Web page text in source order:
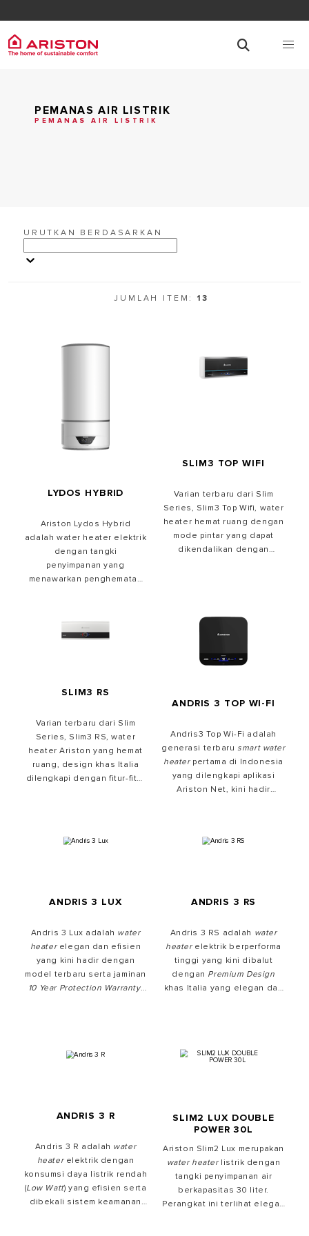
PEMANAS AIR LISTRIK
PEMANAS AIR LISTRIK
URUTKAN BERDASARKAN
JUMLAH ITEM: 13
LYDOS HYBRID
Ariston Lydos Hybrid
adalah water heater elektrik
dengan tangki
penyimpanan yang
menawarkan penghematan
perangkat water heater yang
paling efisien di Kelas B.
menggabungkan listrik
SLIM3 TOP WIFI
Varian terbaru dari Slim
Series, Slim3 Top Wifi, water
heater hemat ruang dengan
mode pintar yang dapat
dikendalikan dengan
hangat yang lebih
berkualitas.
SLIM3 RS
Varian terbaru dari Slim
Series, Slim3 RS, water
heater Ariston yang hemat
ruang, design khas Italia
dilengkapi dengan fitur-fitur
ANDRIS 3 TOP WI-FI
Andris3 Top Wi-Fi adalah
generasi terbarusmart water
heaterpertama di Indonesia
yang dilengkapi aplikasi
Ariston Net, kini hadir
Warranty.
ANDRIS 3 LUX
Andris 3 Lux adalah water
heaterelegan dan efisien
yang kini hadir dengan
model terbaru serta jaminan
10 Year Protection Warranty.
ANDRIS 3 RS
Andris 3 RS adalah water
heaterelektrik berperforma
tinggi yang kini dibalut
dengan Premium Design
khas Italia yang elegan dan
ANDRIS 3 R
Andris 3 R adalah water
heaterelektrik dengan
konsumsi daya listrik rendah
(Low Watt) yang efisien serta
dibekali sistem keamanan
SLIM2 LUX DOUBLE
POWER 30L
Ariston Slim2 Lux merupakan
water heaterlistrik dengan
tangki penyimpanan air
berkapasitas 30 liter.
Perangkat ini terlihat elegan